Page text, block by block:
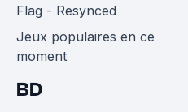
Flag - Resynced
Jeux populaires en ce
moment
BD